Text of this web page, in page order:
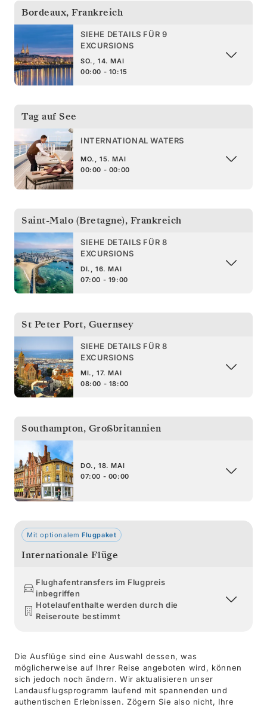
Bordeaux, Frankreich
SIEHE DETAILS FÜR 9
EXCURSIONS
SO., 14. MAI
00:00 - 10:15
Tag auf See
INTERNATIONAL WATERS
MO., 15. MAI
00:00 - 00:00
Saint-Malo (Bretagne), Frankreich
SIEHE DETAILS FÜR 8
EXCURSIONS
DI., 16. MAI
07:00 - 19:00
St Peter Port, Guernsey
SIEHE DETAILS FÜR 8
EXCURSIONS
MI., 17. MAI
08:00 - 18:00
Southampton, Großbritannien
DO., 18. MAI
07:00 - 00:00
Mit optionalem Flugpaket
Internationale Flüge
Flughafentransfers im Flugpreis
inbegriffen
Hotelaufenthalte werden durch die
Reiseroute bestimmt
Die Ausflüge sind eine Auswahl dessen, was
möglicherweise auf Ihrer Reise angeboten wird, können
sich jedoch noch ändern. Wir aktualisieren unser
Landausflugsprogramm laufend mit spannenden und
authentischen Erlebnissen. Zögern Sie also nicht, Ihre